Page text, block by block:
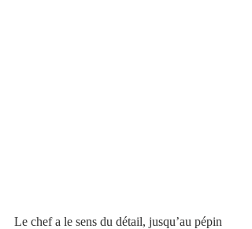
Le chef a le sens du détail, jusqu’au pépin